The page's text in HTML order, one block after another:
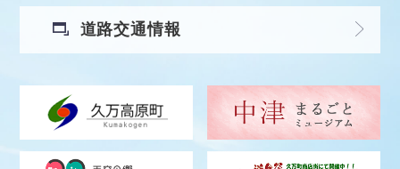
道路交通情報